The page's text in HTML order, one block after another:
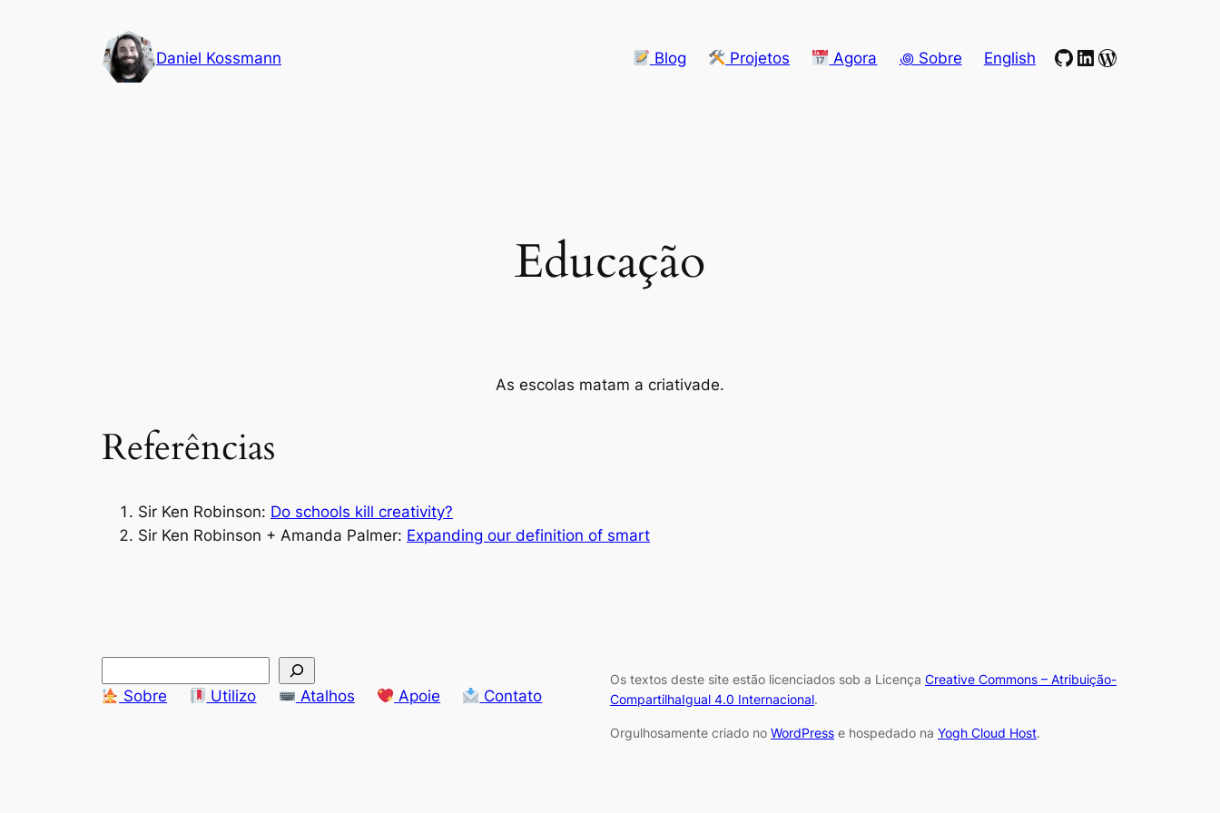
Daniel Kossmann Blog Projetos Agora ꩜ Sobre English GitHub
LinkedIn
WordPress
Educação
As escolas matam a criativade.
Referências
Sir Ken Robinson: Do schools kill creativity?
Sir Ken Robinson + Amanda Palmer: Expanding our definition of smart
e
Sobre Utilizo Atalhos Apoie Contato
Os textos deste site estão licenciados sob a Licença Creative Commons – Atribuição-
CompartilhaIgual 4.0 Internacional.
Orgulhosamente criado no WordPress e hospedado na Yogh Cloud Host.